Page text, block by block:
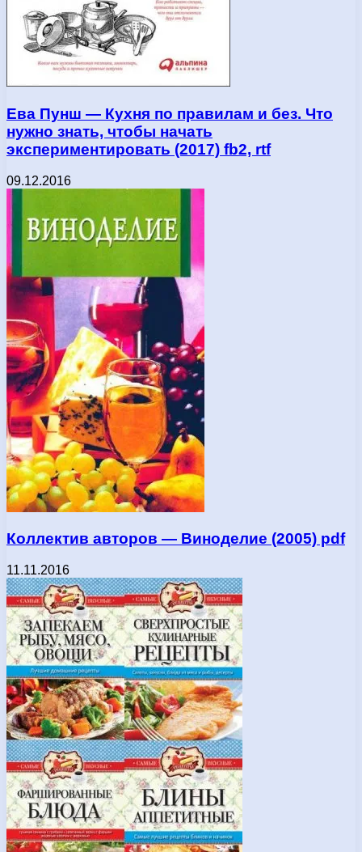
Ева Пунш — Кухня по правилам и без. Что
нужно знать, чтобы начать
экспериментировать (2017) fb2, rtf
09.12.2016
Коллектив авторов — Виноделие (2005) pdf
11.11.2016